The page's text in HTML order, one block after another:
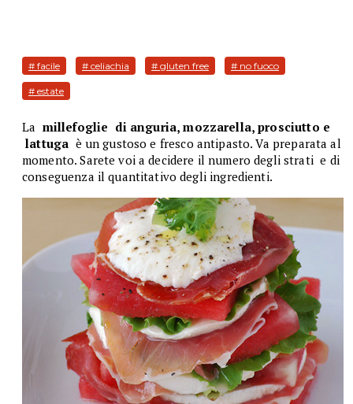
# facile # celiachia # gluten free # no fuoco
# estate
La millefoglie di anguria, mozzarella, prosciutto e
lattuga è un gustoso e fresco antipasto. Va preparata al
momento. Sarete voi a decidere il numero degli strati e di
conseguenza il quantitativo degli ingredienti.